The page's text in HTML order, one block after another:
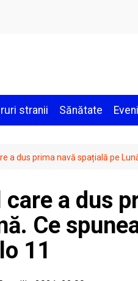
stranii Sănătate
a dus prima navă spațială pe
a dus
Ce
11